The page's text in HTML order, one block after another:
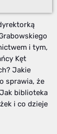
i tym,
Kęt
Jakie
sprawia, że
biblioteka
i co dzieje